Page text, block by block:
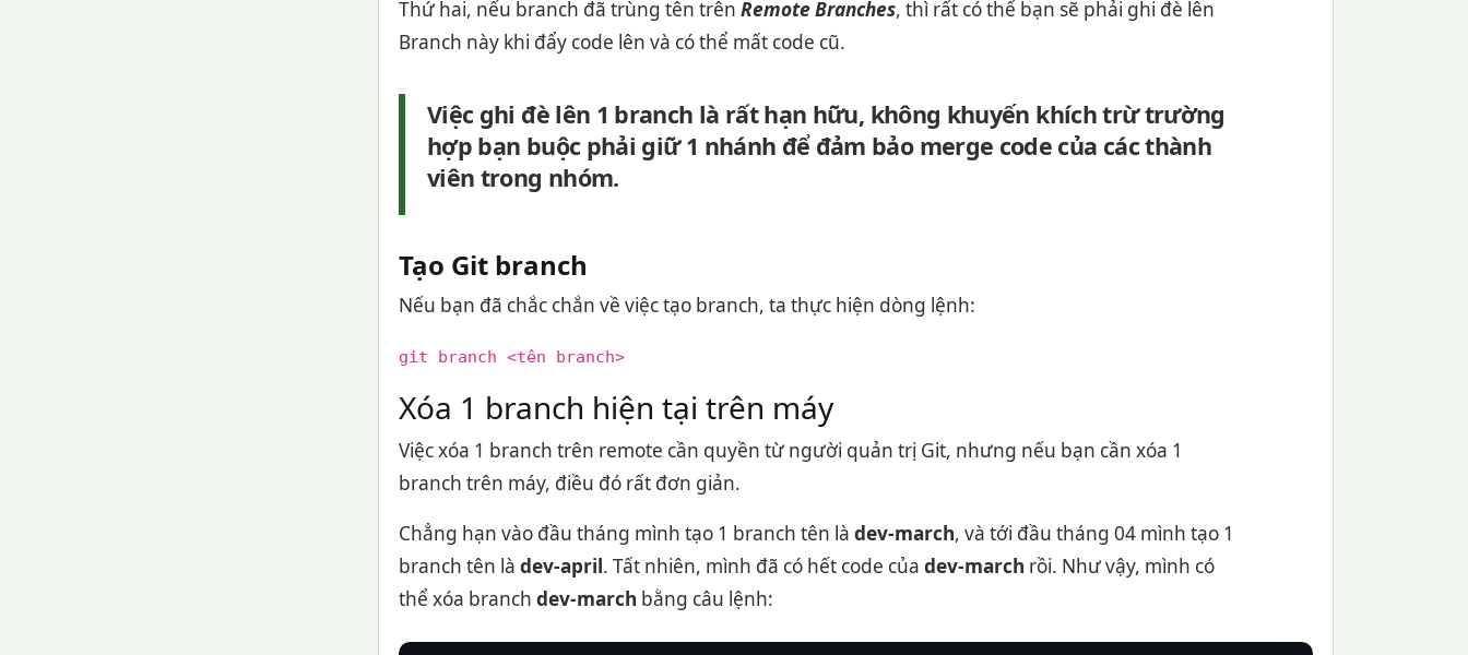
Thứ hai, nếu branch đã trùng tên trên Remote Branches, thì rất có thể bạn sẽ phải ghi đè lên
Branch này khi đẩy code lên và có thể mất code cũ.
Việc ghi đè lên 1 branch là rất hạn hữu, không khuyến khích trừ trường
hợp bạn buộc phải giữ 1 nhánh để đảm bảo merge code của các thành
viên trong nhóm.
Tạo Git branch
Nếu bạn đã chắc chắn về việc tạo branch, ta thực hiện dòng lệnh:
git branch <tên branch>
Xóa 1 branch hiện tại trên máy
Việc xóa 1 branch trên remote cần quyền từ người quản trị Git, nhưng nếu bạn cần xóa 1
branch trên máy, điều đó rất đơn giản.
Chẳng hạn vào đầu tháng mình tạo 1 branch tên là dev-march, và tới đầu tháng 04 mình tạo 1
branch tên là dev-april. Tất nhiên, mình đã có hết code của dev-march rồi. Như vậy, mình có
thể xóa branch dev-march bằng câu lệnh: